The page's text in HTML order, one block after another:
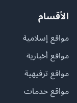
الأقسام
مواقع إسلامية
مواقع أخبارية
مواقع ترفيهية
مواقع خدمات